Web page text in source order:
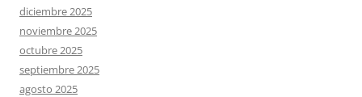
diciembre 2025
noviembre 2025
octubre 2025
septiembre 2025
agosto 2025